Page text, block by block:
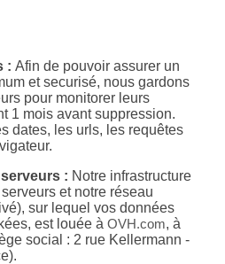
:Afin de pouvoir assurer un
et securisé, nous gardons
pour monitorer leurs
1 mois avant suppression.
dates, les urls, les requêtes
: Notre infrastructure
et notre réseau
sur lequel vos données
est louée àOVH.com, à
social : 2 rue Kellermann -